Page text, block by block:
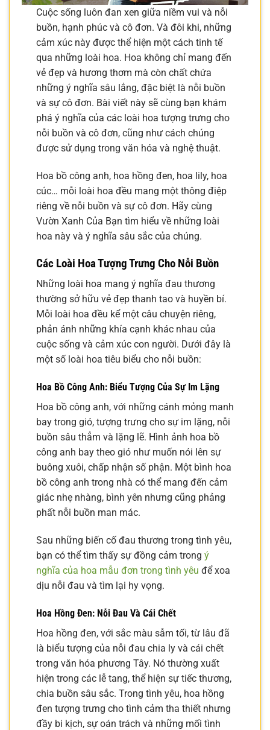
Cuộc sống luôn đan xen giữa niềm vui và nỗi
buồn, hạnh phúc và cô đơn. Và đôi khi, những
cảm xúc này được thể hiện một cách tinh tế
qua những loài hoa. Hoa không chỉ mang đến
vẻ đẹp và hương thơm mà còn chất chứa
những ý nghĩa sâu lắng, đặc biệt là nỗi buồn
và sự cô đơn. Bài viết này sẽ cùng bạn khám
phá ý nghĩa của các loài hoa tượng trưng cho
nỗi buồn và cô đơn, cũng như cách chúng
được sử dụng trong văn hóa và nghệ thuật.
Hoa bồ công anh, hoa hồng đen, hoa lily, hoa
cúc… mỗi loài hoa đều mang một thông điệp
riêng về nỗi buồn và sự cô đơn. Hãy cùng
Vườn Xanh Của Bạn tìm hiểu về những loài
hoa này và ý nghĩa sâu sắc của chúng.
Các Loài Hoa Tượng Trưng Cho Nỗi Buồn
Những loài hoa mang ý nghĩa đau thương
thường sở hữu vẻ đẹp thanh tao và huyền bí.
Mỗi loài hoa đều kể một câu chuyện riêng,
phản ánh những khía cạnh khác nhau của
cuộc sống và cảm xúc con người. Dưới đây là
một số loài hoa tiêu biểu cho nỗi buồn:
Hoa Bồ Công Anh: Biểu Tượng Của Sự Im Lặng
Hoa bồ công anh, với những cánh mỏng manh
bay trong gió, tượng trưng cho sự im lặng, nỗi
buồn sâu thẳm và lặng lẽ. Hình ảnh hoa bồ
công anh bay theo gió như muốn nói lên sự
buông xuôi, chấp nhận số phận. Một bình hoa
bồ công anh trong nhà có thể mang đến cảm
giác nhẹ nhàng, bình yên nhưng cũng phảng
phất nỗi buồn man mác.
Sau những biến cố đau thương trong tình yêu,
bạn có thể tìm thấy sự đồng cảm trong ý
nghĩa của hoa mẫu đơn trong tình yêu để xoa
dịu nỗi đau và tìm lại hy vọng.
Hoa Hồng Đen: Nỗi Đau Và Cái Chết
Hoa hồng đen, với sắc màu sẫm tối, từ lâu đã
là biểu tượng của nỗi đau chia ly và cái chết
trong văn hóa phương Tây. Nó thường xuất
hiện trong các lễ tang, thể hiện sự tiếc thương,
chia buồn sâu sắc. Trong tình yêu, hoa hồng
đen tượng trưng cho tình cảm tha thiết nhưng
đầy bi kịch, sự oán trách và những mối tình